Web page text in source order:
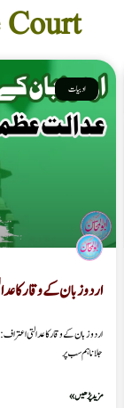
Court
ادبیات
اردو زبان کے وقار کا
اردو زبان کے وقار کا عدالتی
جلانا ہم سب پر
مزید پڑھیں »